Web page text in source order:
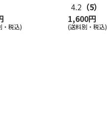
・税込)
4.2 （5）
1,600円
(送料別・税込)